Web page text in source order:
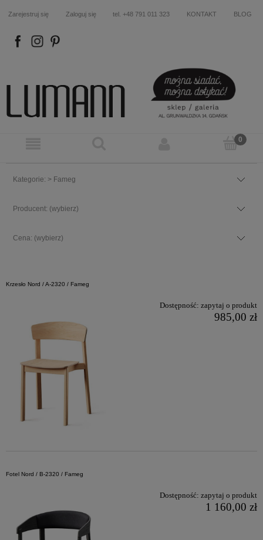
Zarejestruj się Zaloguj się tel. +48 791 011 323 KONTAKT BLOG
FB IN P
Kategorie: > Fameg
Producent: (wybierz)
Cena: (wybierz)
Krzesło Nord / A-2320 / Fameg
Dostępność: zapytaj o produkt
985,00 zł
Fotel Nord / B-2320 / Fameg
Dostępność: zapytaj o produkt
1 160,00 zł